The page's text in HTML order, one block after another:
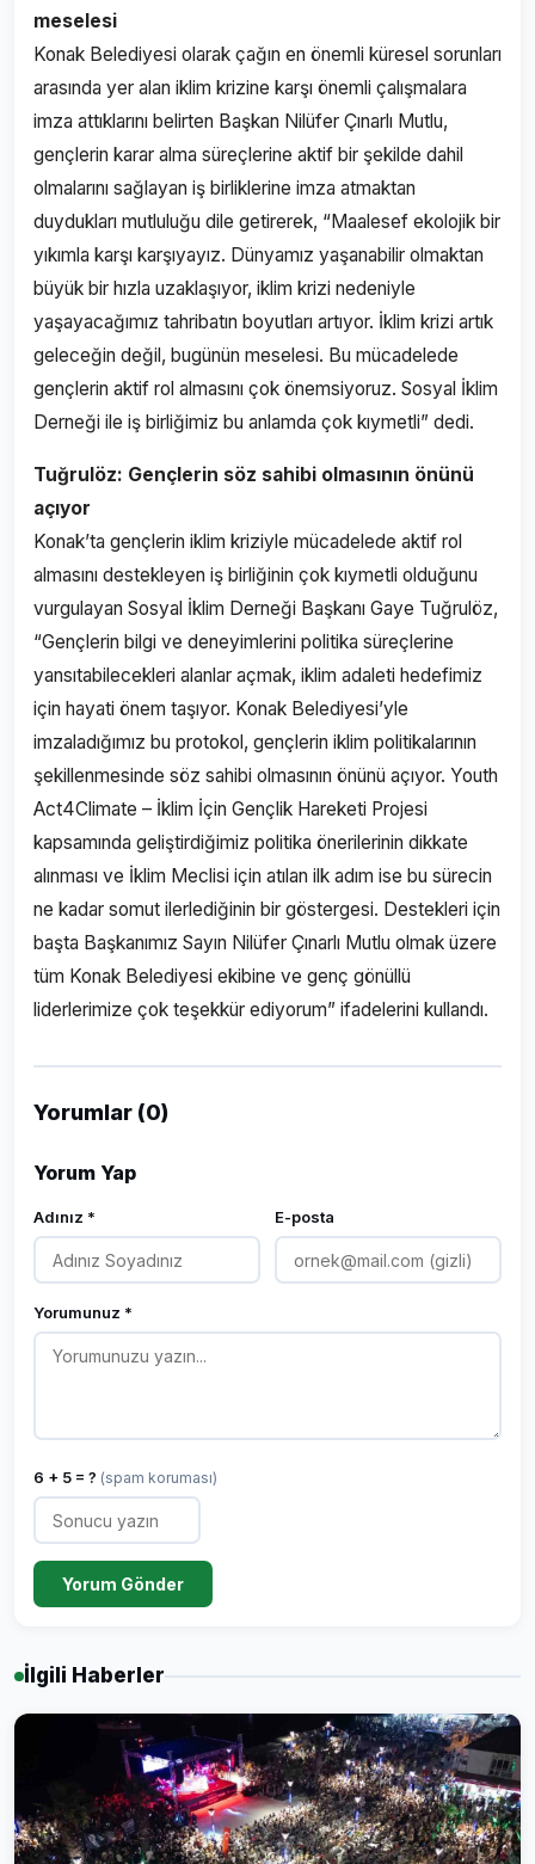
meselesi
Konak Belediyesi olarak çağın en önemli küresel sorunları
arasında yer alan iklim krizine karşı önemli çalışmalara
imza attıklarını belirten Başkan Nilüfer Çınarlı Mutlu,
gençlerin karar alma süreçlerine aktif bir şekilde dahil
olmalarını sağlayan iş birliklerine imza atmaktan
duydukları mutluluğu dile getirerek, “Maalesef ekolojik bir
yıkımla karşı karşıyayız. Dünyamız yaşanabilir olmaktan
büyük bir hızla uzaklaşıyor, iklim krizi nedeniyle
yaşayacağımız tahribatın boyutları artıyor. İklim krizi artık
geleceğin değil, bugünün meselesi. Bu mücadelede
gençlerin aktif rol almasını çok önemsiyoruz. Sosyal İklim
Derneği ile iş birliğimiz bu anlamda çok kıymetli” dedi.
Tuğrulöz: Gençlerin söz sahibi olmasının önünü
açıyor
Konak’ta gençlerin iklim kriziyle mücadelede aktif rol
almasını destekleyen iş birliğinin çok kıymetli olduğunu
vurgulayan Sosyal İklim Derneği Başkanı Gaye Tuğrulöz,
“Gençlerin bilgi ve deneyimlerini politika süreçlerine
yansıtabilecekleri alanlar açmak, iklim adaleti hedefimiz
için hayati önem taşıyor. Konak Belediyesi’yle
imzaladığımız bu protokol, gençlerin iklim politikalarının
şekillenmesinde söz sahibi olmasının önünü açıyor. Youth
Act4Climate – İklim İçin Gençlik Hareketi Projesi
kapsamında geliştirdiğimiz politika önerilerinin dikkate
alınması ve İklim Meclisi için atılan ilk adım ise bu sürecin
ne kadar somut ilerlediğinin bir göstergesi. Destekleri için
başta Başkanımız Sayın Nilüfer Çınarlı Mutlu olmak üzere
tüm Konak Belediyesi ekibine ve genç gönüllü
liderlerimize çok teşekkür ediyorum” ifadelerini kullandı.
Yorumlar (0)
Yorum Yap
Adınız * E-posta
Yorumunuz *
6 + 5 = ? (spam koruması)
Yorum Gönder
İlgili Haberler